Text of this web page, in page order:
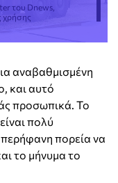
του Dnews,
χρήσης
αναβαθμισμένη
και αυτό
προσωπικά. Το
πολύ
πορεία να
το μήνυμα το